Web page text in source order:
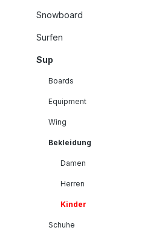
Snowboard
Surfen
Sup
Boards
Equipment
Wing
Bekleidung
Damen
Herren
Kinder
Schuhe